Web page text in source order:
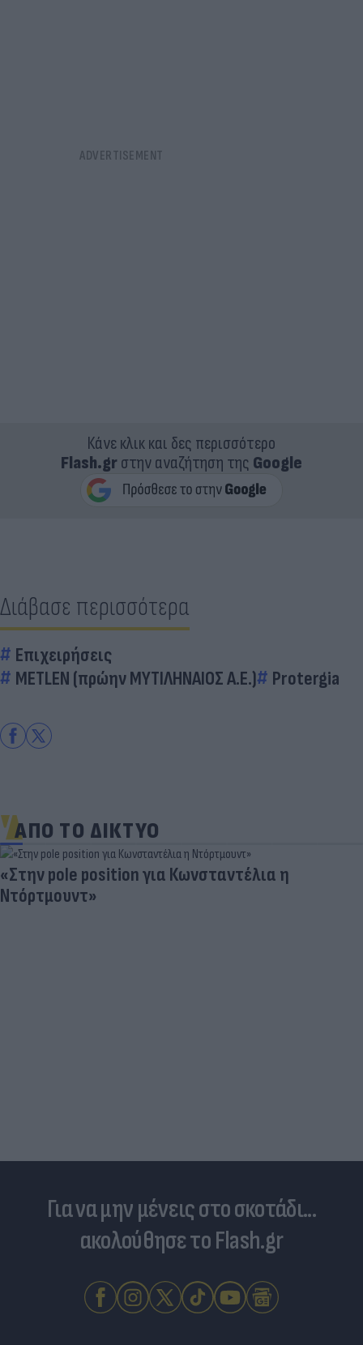
Κάνε κλικ και δες περισσότερο
Flash.grστην αναζήτηση της Google
Διάβασε περισσότερα
Επιχειρήσεις
METLEN (πρώην ΜΥΤΙΛΗΝΑΙΟΣ Α.Ε.)
Protergia
ΑΠΟ ΤΟ ΔΙΚΤΥΟ
«Στην pole position για Κωνσταντέλια η
Ντόρτμουντ»
Για να μην μένεις στο σκοτάδι...
ακολούθησε το Flash.gr